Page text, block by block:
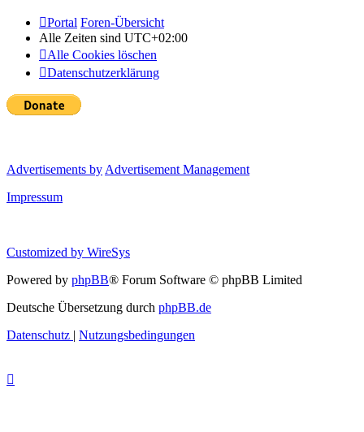
Portal Foren-Übersicht
Alle Zeiten sind UTC+02:00
Alle Cookies löschen
Datenschutzerklärung
Advertisements by Advertisement Management
Impressum
Customized by WireSys
Powered by phpBB® Forum Software © phpBB Limited
Deutsche Übersetzung durch phpBB.de
Datenschutz | Nutzungsbedingungen